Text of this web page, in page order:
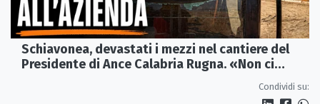
Schiavonea, devastati i mezzi nel cantiere del
Presidente di Ance Calabria Rugna. «Non ci
Condividi su: